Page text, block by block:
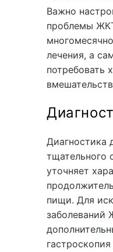
Важно
проблемы
лечения, а
потребовать
Диагностика
тщательного
уточняет
пищи. Для
заболеваний